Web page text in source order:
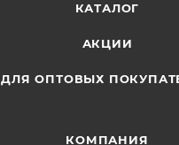
КАТАЛОГ
АКЦИИ
ДЛЯ ОПТОВЫХ
КОМПАНИЯ